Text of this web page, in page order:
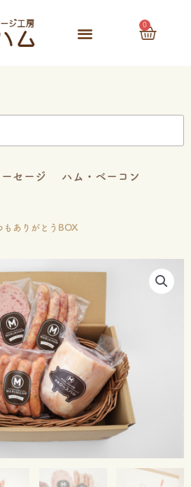
0
Cart
ーセージ ハム・ベーコン
もありがとうBOX